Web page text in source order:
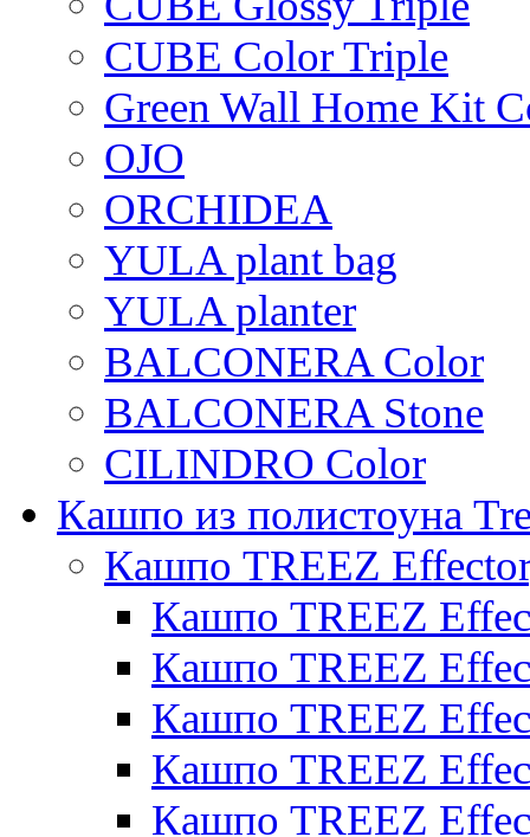
CUBE Color Triple
Green Wall Home Kit
OJO
ORCHIDEA
YULA plant bag
YULA planter
BALCONERA Color
BALCONERA Stone
CILINDRO Color
Кашпо из полистоуна
Кашпо TREEZ
Кашпо TREEZ
Кашпо TREEZ
Кашпо TREEZ
Кашпо TREEZ
Кашпо TREEZ